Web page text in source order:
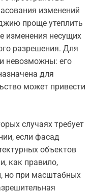
изменений
проще утеплить
изменения несущих
разрешения. Для
невозможны: его
для
может привести
случаях требует
если фасад
объектов
как правило,
но при масштабных